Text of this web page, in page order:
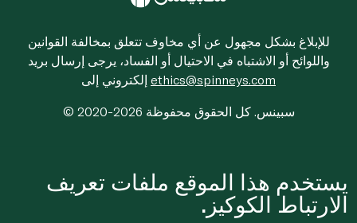
للإبلاغ بشكل مجهول عن أي مخاوف تتعلق بمخالفة القوانين
واللوائح أو الاشتباه في الاحتيال أو الفساد، يرجى إرسال بريد
ethics@spinneys.com
© 2020-2026 سبينس. كل الحقوق محفوظة
يستخدم هذا الموقع ملفات تعريف
الارتباط الكوكيز.